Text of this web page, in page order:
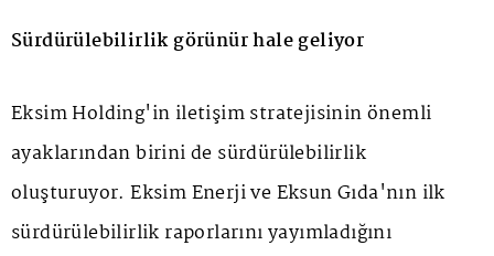
Sürdürülebilirlik görünür hale geliyor
Eksim Holding'in iletişim stratejisinin önemli
ayaklarından birini de sürdürülebilirlik
oluşturuyor. Eksim Enerji ve Eksun Gıda'nın ilk
sürdürülebilirlik raporlarını yayımladığını